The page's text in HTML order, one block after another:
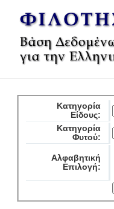
Κατηγορία
Είδους:
Κατηγορία
Φυτού:
Αλφαβητική
Επιλογή: